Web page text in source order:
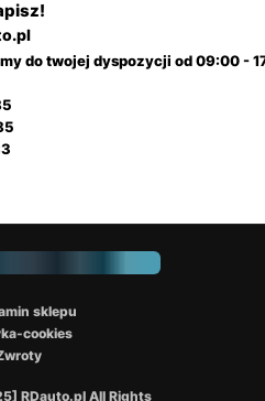
do twojej dyspozycji od 09:00 -
RDauto.pl All Rights
sklepu
cookies